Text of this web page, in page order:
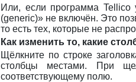
Или, если программа Tellico
(generic)» не включён. Это
то есть тех, которые не
Как изменить то, какие
Щёлкните по строке
столбцы местами. При
соответствующему полю.